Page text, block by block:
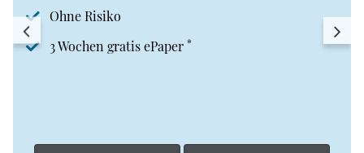
Ohne Risiko
3 Wochen gratis ePaper *